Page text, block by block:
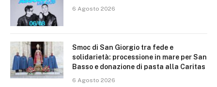
6 Agosto 2026
Smoc di San Giorgio tra fede e
solidarietà: processione in mare per San
Basso e donazione di pasta alla Caritas
6 Agosto 2026